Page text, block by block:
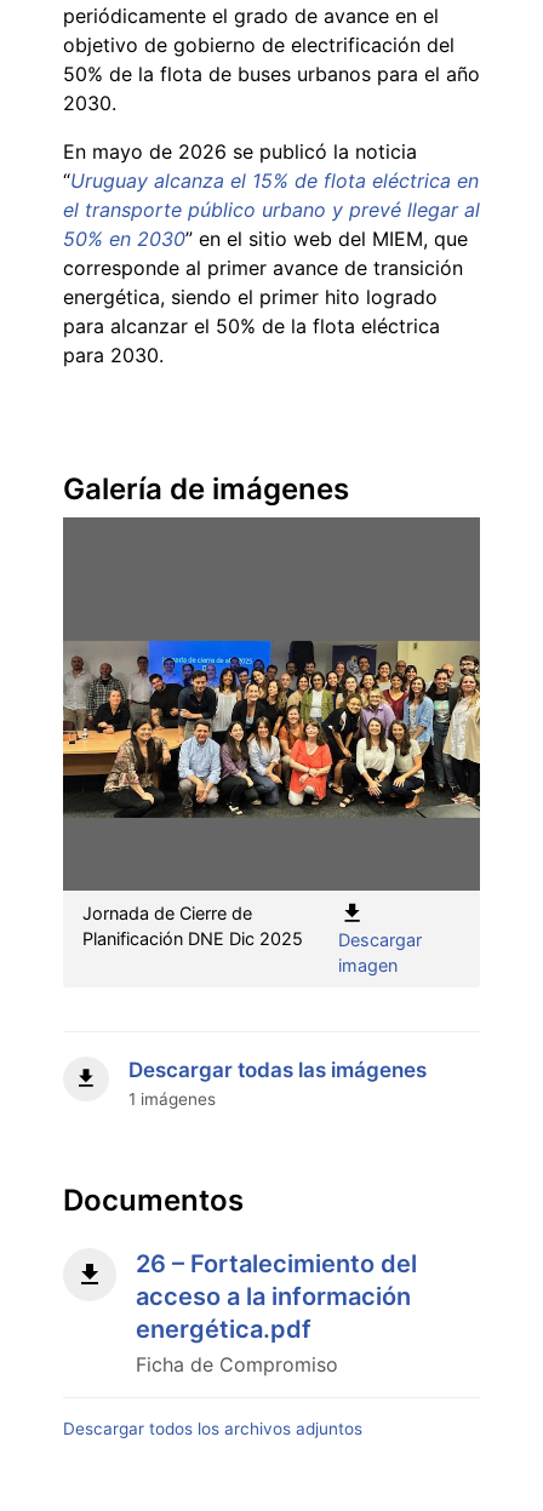
periódicamente el grado de avance en el
objetivo de gobierno de electrificación del
50% de la flota de buses urbanos para el año
2030.
En mayo de 2026 se publicó la noticia
“Uruguay alcanza el 15% de flota eléctrica en
el transporte público urbano y prevé llegar al
50% en 2030” en el sitio web del MIEM, que
corresponde al primer avance de transición
energética, siendo el primer hito logrado
para alcanzar el 50% de la flota eléctrica
para 2030.
Galería de imágenes
Jornada de Cierre de
Planificación DNE Dic 2025
Descargar
imagen:
de
Descargar todas las imágenes
1 imágenes
Documentos
26 – Fortalecimiento del
acceso a la información
energética.pdf
Ficha de Compromiso
Descargar todos los archivos adjuntos